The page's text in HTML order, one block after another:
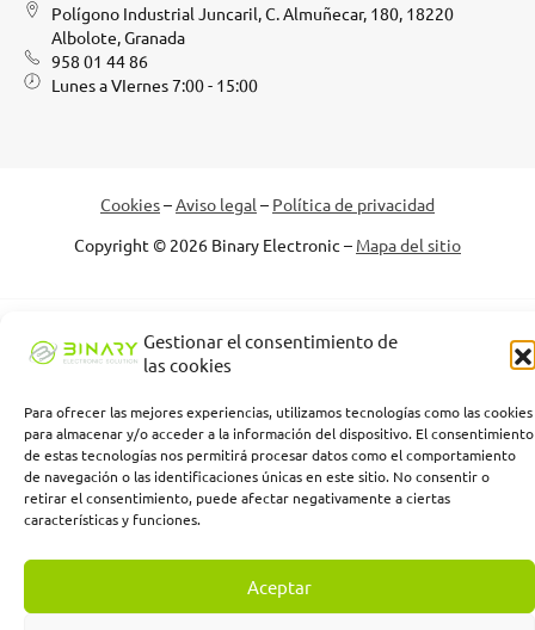
Gestionar el consentimiento de
las cookies
Para ofrecer las mejores experiencias, utilizamos tecnologías como las cookies
para almacenar y/o acceder a la información del dispositivo. El consentimiento
de estas tecnologías nos permitirá procesar datos como el comportamiento
de navegación o las identificaciones únicas en este sitio. No consentir o
retirar el consentimiento, puede afectar negativamente a ciertas
características y funciones.
Aceptar
Polígono Industrial Juncaril, C. Almuñecar, 180, 18220
Albolote, Granada
958 01 44 86
Lunes a VIernes 7:00 - 15:00
Cookies–Aviso legal – Política de privacidad
Copyright © 2026 Binary Electronic – Mapa del sitio
Binary Electronic Solution empresa beneficiaria, ha recibido una
subvención de la Consejería de Empleo, Empresa y Trabajo
Europea con cargo al Programa FSE+ Andalucía 2021-2027,
enmarcada en el Programa Emplea-T, para la inserción laboral y el
fomento de la contratación en el ámbito de la Comunidad
Autónoma de Andalucía. Línea 2. Incentivo a la segunda o
sucesivas contrataciones indefinidas ordinarias por parte de
personas trabajadoras autónomas, y a cualquier contratación
indefinida ordinaria por parte de pymes.